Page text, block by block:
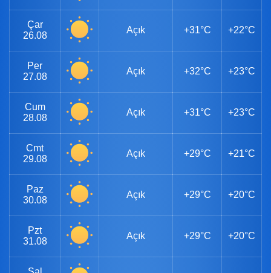
Çar
26.08
Açık +31°C +22°C
Per
27.08
Açık +32°C +23°C
Cum
28.08
Açık +31°C +23°C
Cmt
29.08
Açık +29°C +21°C
Paz
30.08
Açık +29°C +20°C
Pzt
31.08
Açık +29°C +20°C